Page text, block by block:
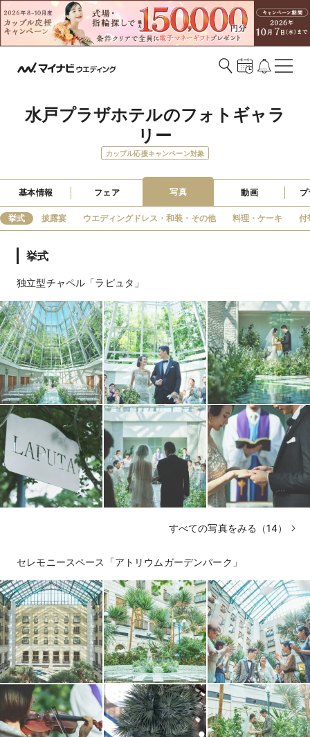
水戸プラザホテルのフォトギャラ
リー
カップル応援キャンペーン対象
基本情報 フェア 写真 動画
挙式 披露宴 ウエディングドレス・和装・その他 料理・ケーキ 付
挙式
独立型チャペル「ラピュタ」
すべての写真をみる（14）
セレモニースペース「アトリウムガーデンパーク」